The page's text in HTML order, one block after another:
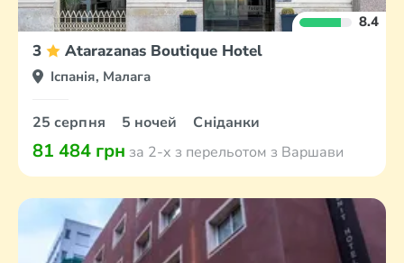
8.4
3 Atarazanas Boutique Hotel
Іспанія, Малага
25 серпня 5 ночей Сніданки
81 484 грн за 2-х з перельотом з Варшави